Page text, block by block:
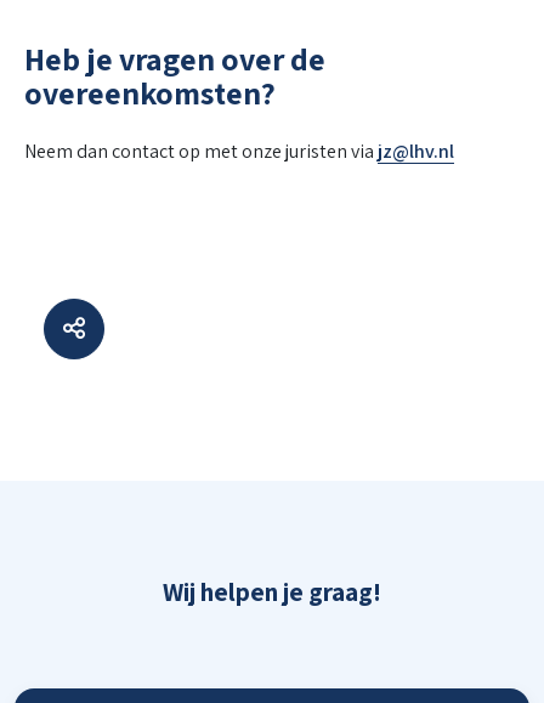
Heb je vragen over de
overeenkomsten?
Neem dan contact op met onze juristen via jz@lhv.nl
Wij helpen je graag!